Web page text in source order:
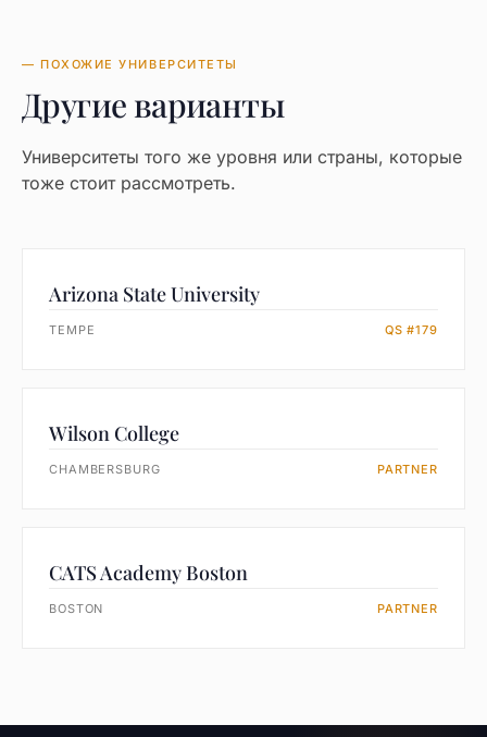
— ПОХОЖИЕ УНИВЕРСИТЕТЫ
Другие варианты
Университеты того же уровня или страны, которые
тоже стоит рассмотреть.
Arizona State University
TEMPE QS #179
Wilson College
CHAMBERSBURG PARTNER
CATS Academy Boston
BOSTON PARTNER